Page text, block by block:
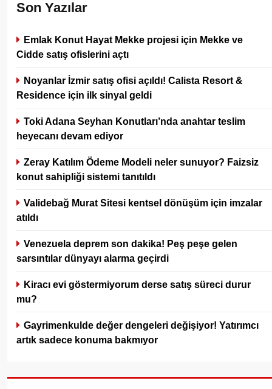
Son Yazılar
Emlak Konut Hayat Mekke projesi için Mekke ve
Cidde satış ofislerini açtı
Noyanlar İzmir satış ofisi açıldı! Calista Resort &
Residence için ilk sinyal geldi
Toki Adana Seyhan Konutları’nda anahtar teslim
heyecanı devam ediyor
Zeray Katılım Ödeme Modeli neler sunuyor? Faizsiz
konut sahipliği sistemi tanıtıldı
Validebağ Murat Sitesi kentsel dönüşüm için imzalar
atıldı
Venezuela deprem son dakika! Peş peşe gelen
sarsıntılar dünyayı alarma geçirdi
Kiracı evi göstermiyorum derse satış süreci durur
mu?
Gayrimenkulde değer dengeleri değişiyor! Yatırımcı
artık sadece konuma bakmıyor